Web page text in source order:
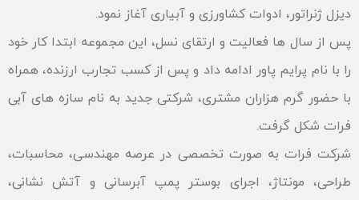
دیزل ژنراتور، ادوات کشاورزی و آبیاری آغاز نمود.
پس از سال ها فعالیت و ارتقای نسل، این مجموعه ابتدا کار خود
را با نام پرایم پاور ادامه داد و پس از کسب تجارب ارزنده، همراه
با حضور گرم هزاران مشتری، شرکتی جدید به نام سازه های آبی
فرات شکل گرفت.
شرکت فرات به صورت تخصصی در عرصه مهندسی، محاسبات،
طراحی، مونتاژ، اجرای بوستر پمپ آبرسانی و آتش نشانی،